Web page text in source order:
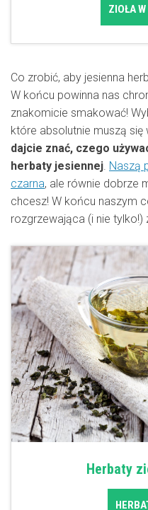
ZIOŁA
Co zrobić, aby jesienna
W końcu powinna nas
znakomicie smakować!
które absolutnie muszą się
dajcie znać, czego
herbaty jesiennej Naszą
czarna, ale równie dobrze
chcesz! W końcu naszym
rozgrzewająca (i nie tylko!)
Herbaty